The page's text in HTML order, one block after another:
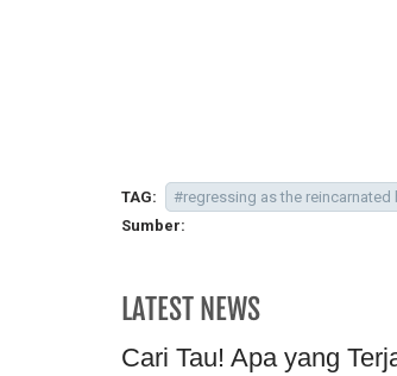
TAG:
#regressing as the
Sumber:
LATEST NEWS
Cari Tau! Apa yang